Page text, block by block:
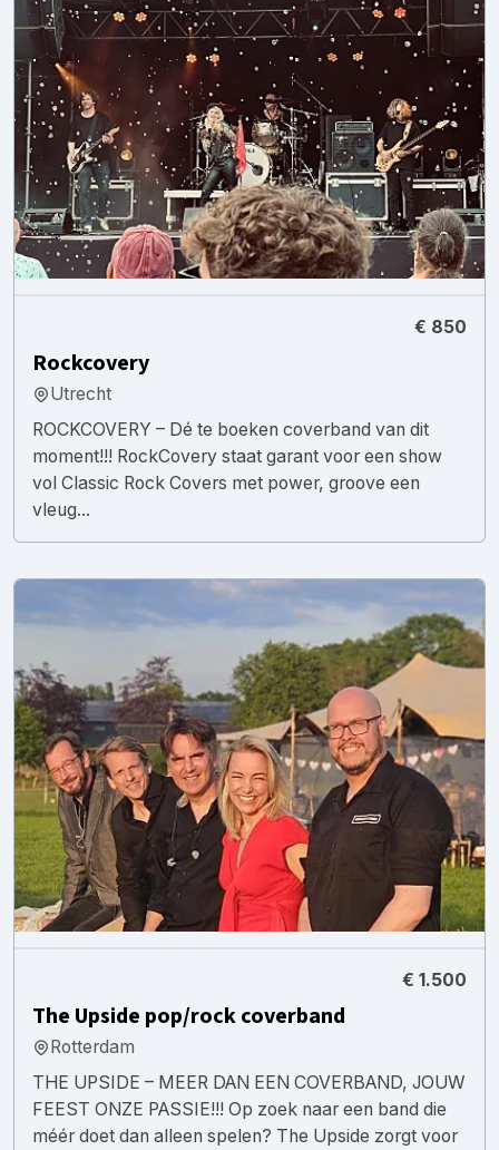
€ 850
Rockcovery
Utrecht
ROCKCOVERY – Dé te boeken coverband van dit
moment!!! RockCovery staat garant voor een show
vol Classic Rock Covers met power, groove een
vleug...
€ 1.500
The Upside pop/rock coverband
Rotterdam
THE UPSIDE – MEER DAN EEN COVERBAND, JOUW
FEEST ONZE PASSIE!!! Op zoek naar een band die
méér doet dan alleen spelen? The Upside zorgt voor